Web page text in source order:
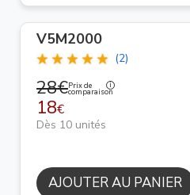
V5M2000
(2)
28€Prix de
comparaison
18€
Dès 10 unités
AJOUTER AU PANIER